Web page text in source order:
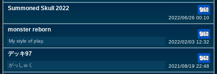
Summoned Skull 2022
2022/06/26 00:10
monster reborn
My style of play. 2022/02/03 12:32
デッキ97
がっしゅく 2021/08/19 22:48